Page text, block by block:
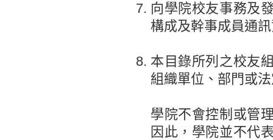
向學院校友事務及
構成及幹事成員通
本目錄所列之校友
組織單位、部門或
學院不會控制或管
因此，學院並不代